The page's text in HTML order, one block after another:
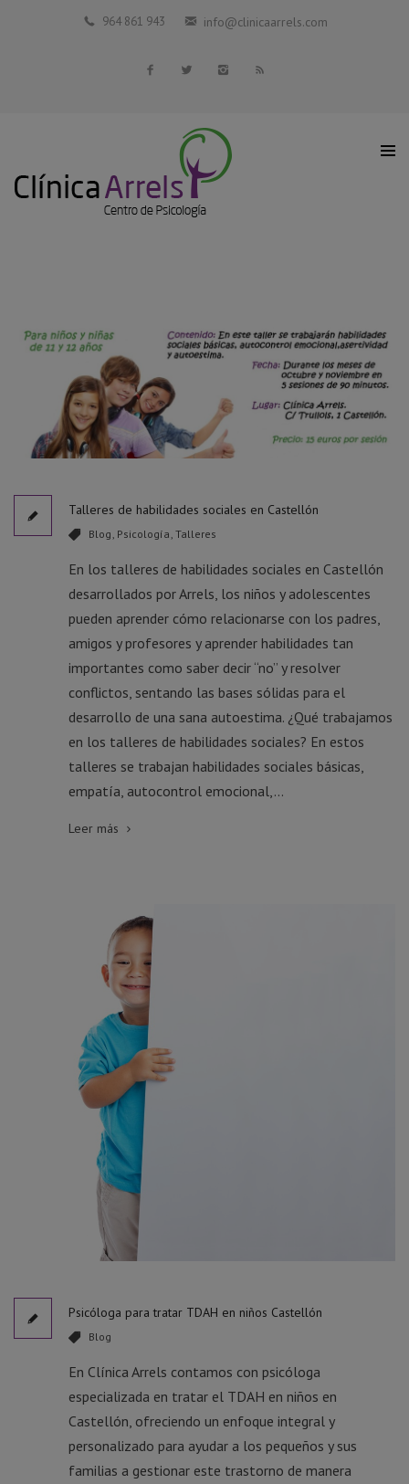
Blog
964 861 943 info@clinicaarrels.com
Talleres de habilidades sociales en Castellón
Blog Psicología Talleres
En los talleres de habilidades sociales en Castellón
desarrollados por Arrels, los niños y adolescentes
pueden aprender cómo relacionarse con los padres,
amigos y profesores y aprender habilidades tan
importantes como saber decir “no” y resolver
conflictos, sentando las bases sólidas para el
desarrollo de una sana autoestima. ¿Qué trabajamos
en los talleres de habilidades sociales? En estos
talleres se trabajan habilidades sociales básicas,
empatía, autocontrol emocional,...
Leer más
Psicóloga para tratar TDAH en niños Castellón
Blog
En Clínica Arrels contamos con psicóloga
especializada en tratar el TDAH en niños en
Castellón, ofreciendo un enfoque integral y
personalizado para ayudar a los pequeños y sus
familias a gestionar este trastorno de manera